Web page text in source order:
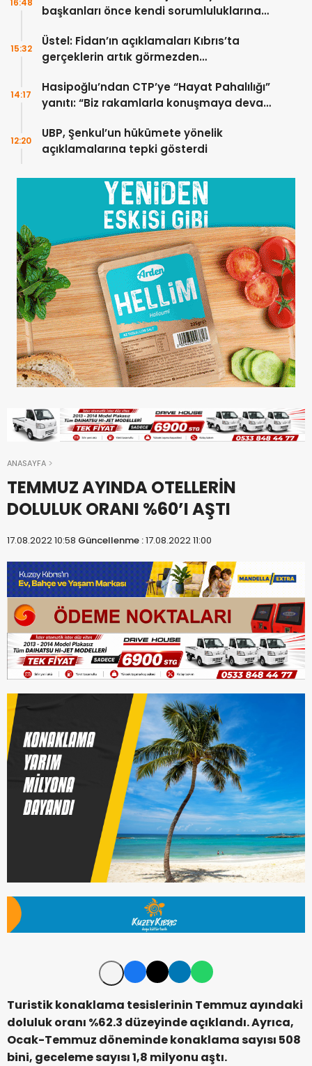
başkanları önce kendi sorumluluklarına
16:48
Üstel: Fidan’ın açıklamaları Kıbrıs’ta
gerçeklerin artık görmezden
15:32
Hasipoğlu’ndan CTP’ye “Hayat Pahalılığı”
yanıtı: “Biz rakamlarla konuşmaya devam
14:17
UBP, Şenkul’un hükümete yönelik
açıklamalarına tepki gösterdi
12:20
ANASAYFA
TEMMUZ AYINDA OTELLERİN
DOLULUK ORANI %60’I AŞTI
17.08.2022 10:58 Güncellenme :17.08.2022 11:00
Turistik konaklama tesislerinin Temmuz ayındaki
doluluk oranı %62.3 düzeyinde açıklandı. Ayrıca,
Ocak-Temmuz döneminde konaklama sayısı 508
bini, geceleme sayısı 1,8 milyonu aştı.